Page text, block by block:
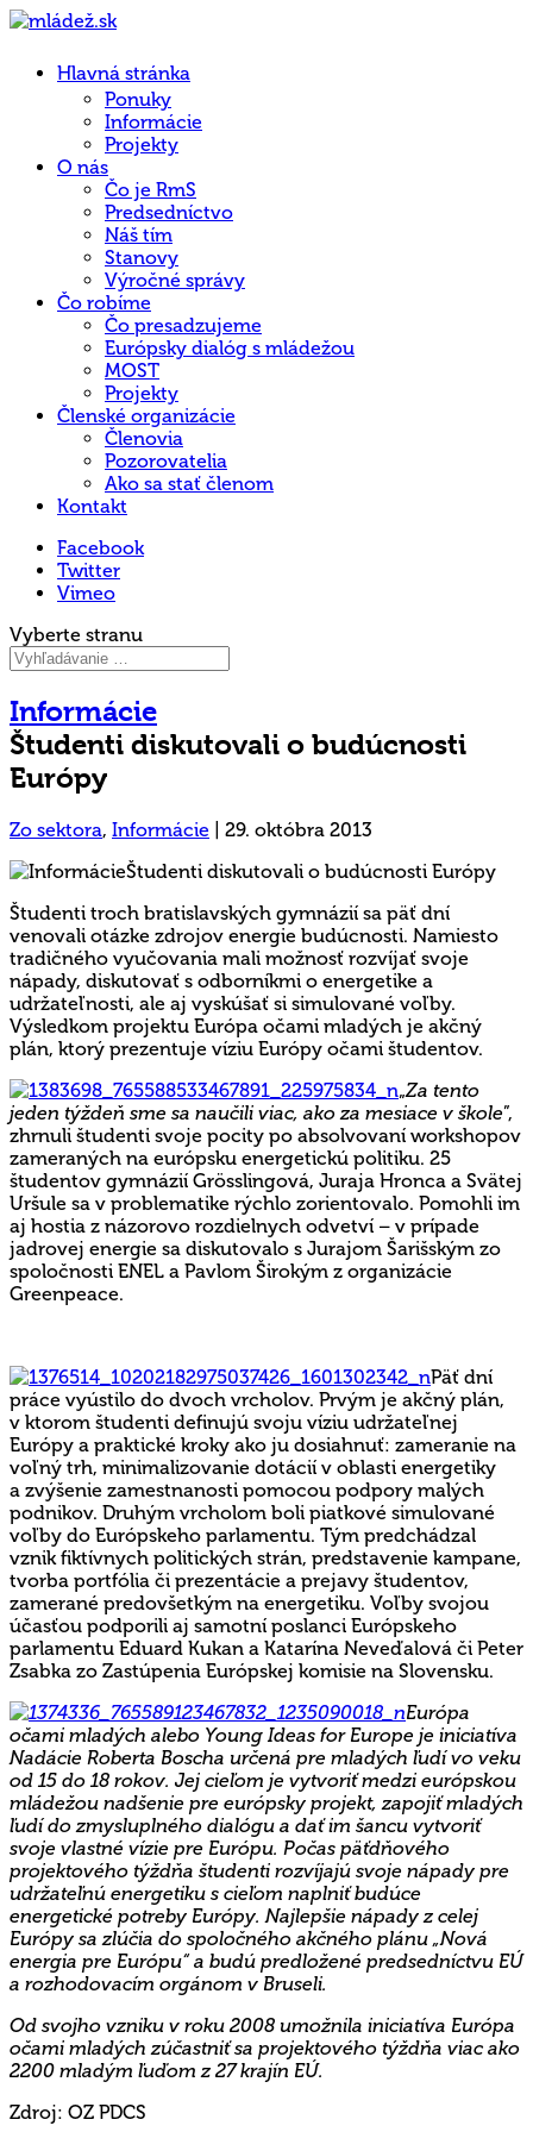
Hlavná stránka
Ponuky
Informácie
Projekty
O nás
Čo je RmS
Predsedníctvo
Náš tím
Stanovy
Výročné správy
Čo robíme
Čo presadzujeme
Európsky dialóg s mládežou
MOST
Projekty
Členské organizácie
Členovia
Pozorovatelia
Ako sa stať členom
Kontakt
Facebook
Twitter
Vimeo
Vyberte stranu
Informácie
Študenti diskutovali o budúcnosti
Európy
Zo sektora, Informácie 29. októbra 2013
Študenti troch bratislavských gymnázií sa päť dní
venovali otázke zdrojov energie budúcnosti. Namiesto
tradičného vyučovania mali možnosť rozvíjať svoje
nápady, diskutovať s odborníkmi o energetike a
udržateľnosti, ale aj vyskúšať si simulované voľby.
Výsledkom projektu Európa očami mladých je akčný
plán, ktorý prezentuje víziu Európy očami študentov.
„Za tento
jeden týždeň sme sa naučili viac, ako za mesiace v škole”,
zhrnuli študenti svoje pocity po absolvovaní workshopov
zameraných na európsku energetickú politiku. 25
študentov gymnázií Grösslingová, Juraja Hronca a Svätej
Uršule sa v problematike rýchlo zorientovalo. Pomohli im
aj hostia z názorovo rozdielnych odvetví – v prípade
jadrovej energie sa diskutovalo s Jurajom Šarišským zo
spoločnosti ENEL a Pavlom Širokým z organizácie
Greenpeace.
Päť dní
práce vyústilo do dvoch vrcholov. Prvým je akčný plán,
v ktorom študenti definujú svoju víziu udržateľnej
Európy a praktické kroky ako ju dosiahnuť: zameranie na
voľný trh, minimalizovanie dotácií v oblasti energetiky
a zvýšenie zamestnanosti pomocou podpory malých
podnikov. Druhým vrcholom boli piatkové simulované
voľby do Európskeho parlamentu. Tým predchádzal
vznik fiktívnych politických strán, predstavenie kampane,
tvorba portfólia či prezentácie a prejavy študentov,
zamerané predovšetkým na energetiku. Voľby svojou
účasťou podporili aj samotní poslanci Európskeho
parlamentu Eduard Kukan a Katarína Neveďalová či Peter
Zsabka zo Zastúpenia Európskej komisie na Slovensku.
Európa
očami mladých alebo Young Ideas for Europe je iniciatíva
Nadácie Roberta Boscha určená pre mladých ľudí vo veku
od 15 do 18 rokov. Jej cieľom je vytvoriť medzi európskou
mládežou nadšenie pre európsky projekt, zapojiť mladých
ľudí do zmysluplného dialógu a dať im šancu vytvoriť
svoje vlastné vízie pre Európu. Počas päťdňového
projektového týždňa študenti rozvíjajú svoje nápady pre
udržateľnú energetiku s cieľom naplniť budúce
energetické potreby Európy. Najlepšie nápady z celej
Európy sa zlúčia do spoločného akčného plánu „Nová
energia pre Európu“ a budú predložené predsedníctvu EÚ
a rozhodovacím orgánom v Bruseli.
Od svojho vzniku v roku 2008 umožnila iniciatíva Európa
očami mladých zúčastniť sa projektového týždňa viac ako
2200 mladým ľuďom z 27 krajín EÚ.
Zdroj: OZ PDCS